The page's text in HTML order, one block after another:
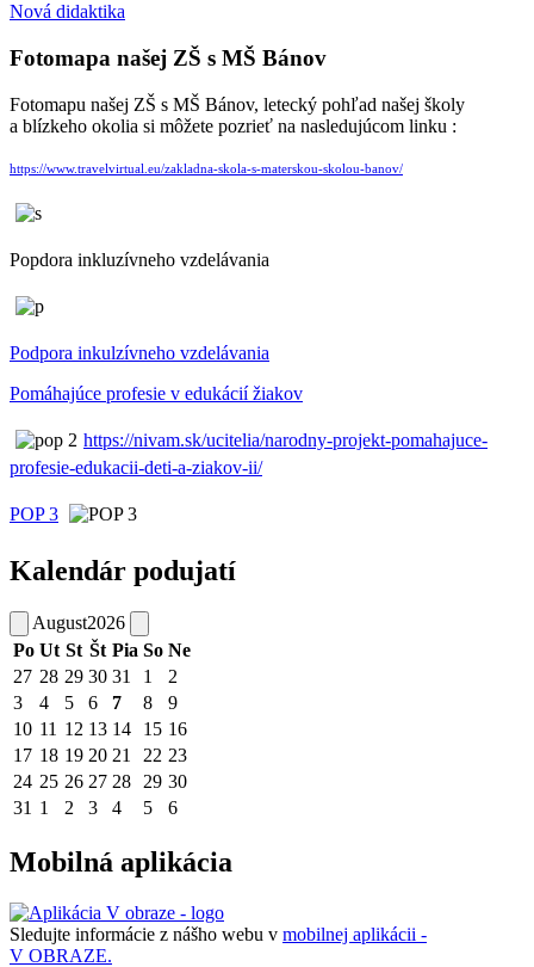
Nová didaktika
Fotomapa našej ZŠ s MŠ Bánov
Fotomapu našej ZŠ s MŠ Bánov, letecký pohľad našej školy
a blízkeho okolia si môžete pozrieť na nasledujúcom linku :
https://www.travelvirtual.eu/zakladna-skola-s-materskou-skolou-banov/
Popdora inkluzívneho vzdelávania
Podpora inkulzívneho vzdelávania
Pomáhajúce profesie v edukácií žiakov
https://nivam.sk/ucitelia/narodny-projekt-pomahajuce-
profesie-edukacii-deti-a-ziakov-ii/
POP 3
Kalendár podujatí
August2026
Po Ut St Št Pia So Ne
27 28 29 30 31 1
2
3
4 5 6 7 8
9
10 11 12 13 14 15 16
17 18 19 20 21 22 23
24 25 26 27 28 29 30
31 1 2 3 4 5 6
Mobilná aplikácia
Sledujte informácie z nášho webu v mobilnej aplikácii -
V OBRAZE.